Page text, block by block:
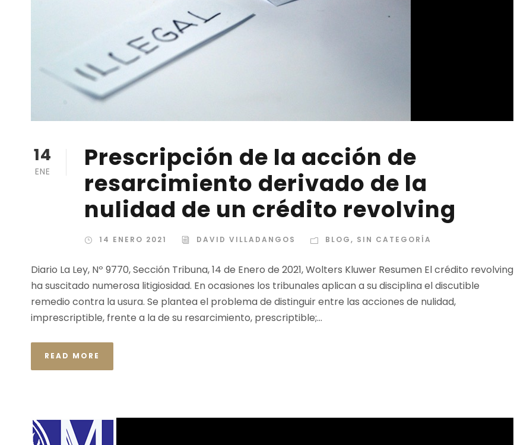
14
ENE
Prescripción de la acción de
resarcimiento derivado de la
nulidad de un crédito revolving
14 ENERO 2021 DAVID VILLADANGOS BLOG, SIN CATEGORÍA
Diario La Ley, Nº 9770, Sección Tribuna, 14 de Enero de 2021, Wolters Kluwer Resumen El crédito revolving
ha suscitado numerosa litigiosidad. En ocasiones los tribunales aplican a su disciplina el discutible
remedio contra la usura. Se plantea el problema de distinguir entre las acciones de nulidad,
imprescriptible, frente a la de su resarcimiento, prescriptible;...
READ MORE